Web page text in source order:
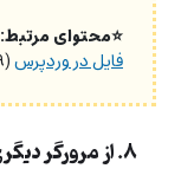
⭐محتوای مرتبط:
فایل در وردپرس(۹ راه‌حل)
۸. از مرورگر دیگری استفاده کنید